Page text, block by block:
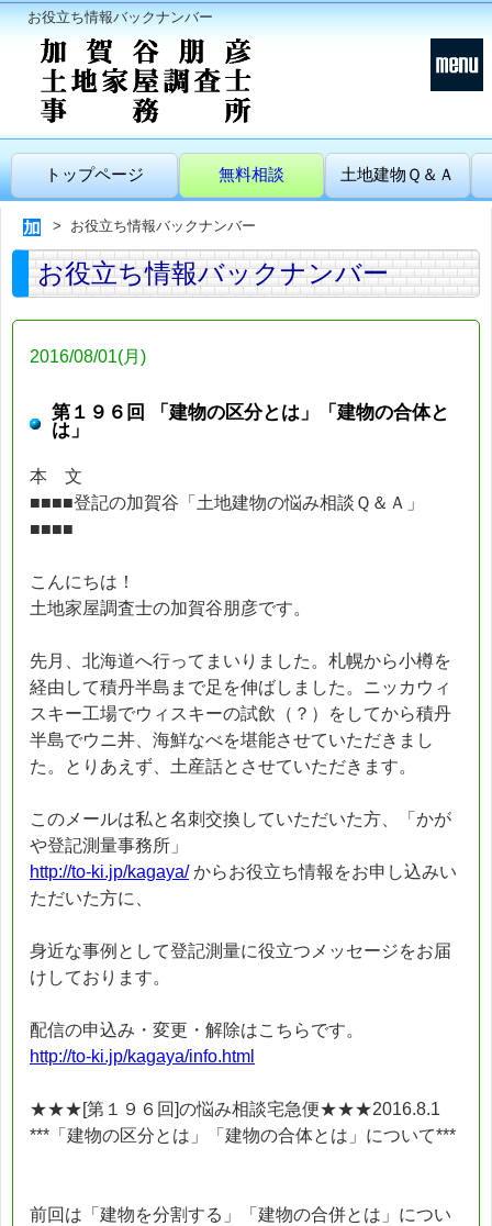
お役立ち情報バックナンバー
トップページ 無料相談 土地建物Ｑ＆Ａ
お役立ち情報バックナンバー
お役立ち情報バックナンバー
2016/08/01(月)
第１９６回 「建物の区分とは」「建物の合体と
は」
本 文
■■■■登記の加賀谷「土地建物の悩み相談Ｑ＆Ａ」
■■■■
こんにちは！
土地家屋調査士の加賀谷朋彦です。
先月、北海道へ行ってまいりました。札幌から小樽を
経由して積丹半島まで足を伸ばしました。ニッカウィ
スキー工場でウィスキーの試飲（？）をしてから積丹
半島でウニ丼、海鮮なべを堪能させていただきまし
た。とりあえず、土産話とさせていただきます。
このメールは私と名刺交換していただいた方、「かが
や登記測量事務所」
http://to-ki.jp/kagaya/からお役立ち情報をお申し込みい
ただいた方に、
身近な事例として登記測量に役立つメッセージをお届
けしております。
配信の申込み・変更・解除はこちらです。
http://to-ki.jp/kagaya/info.html
★★★[第１９６回]の悩み相談宅急便★★★2016.8.1
***「建物の区分とは」「建物の合体とは」について***
前回は「建物を分割する」「建物の合併とは」につい